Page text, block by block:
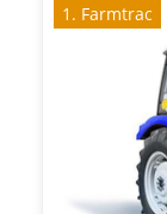
1. Farmtrac